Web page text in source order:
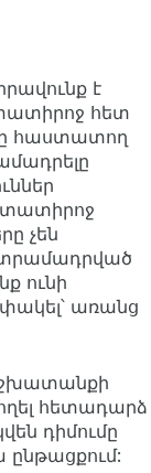
է
հետ
հաստատող
չեն
ունի
առանց
հետադարձ
դիմումը